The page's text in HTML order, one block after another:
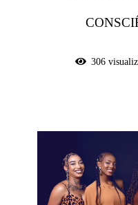
306